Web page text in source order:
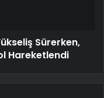
Sürerken,
Hareketlendi